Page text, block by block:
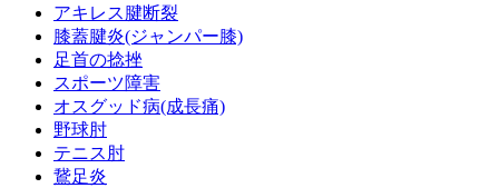
アキレス腱断裂
膝蓋腱炎(ジャンパー膝)
足首の捻挫
スポーツ障害
オスグッド病(成長痛)
野球肘
テニス肘
鵞足炎